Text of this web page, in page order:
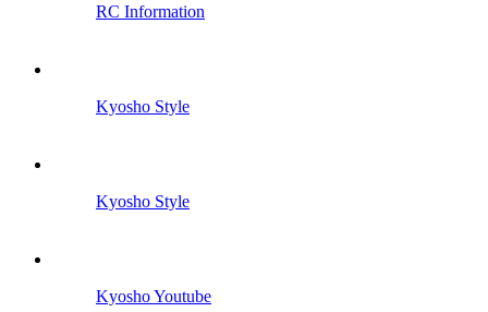
RC Information
Kyosho Style
Kyosho Style
Kyosho Youtube